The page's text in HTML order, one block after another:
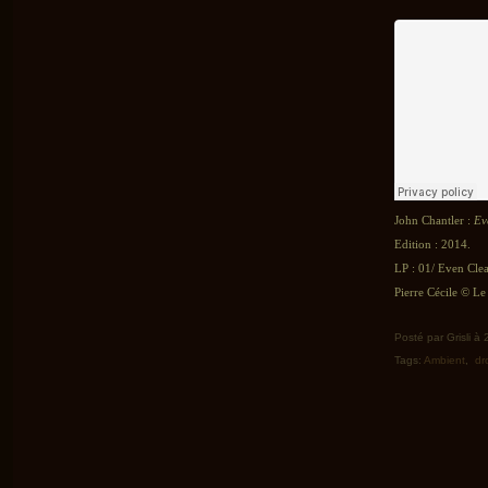
John Chantler :
Edition : 2014.
LP : 01/ Even
Pierre Cécile ©
Posté par Grisli à
Tags: Ambient